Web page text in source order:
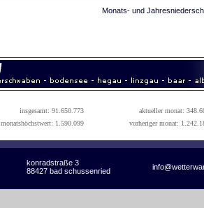
Monats- und
insgesamt: 91.650.773
aktueller monat:
monatshöchstwert: 1.590.099
vorheriger monat:
konradstraße 3
88427 bad schussenried